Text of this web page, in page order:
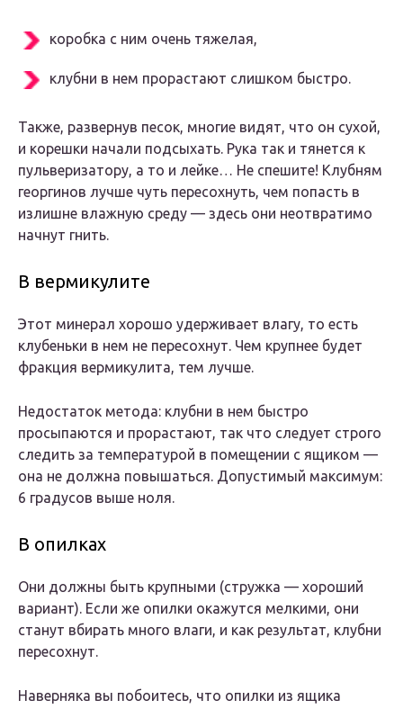
коробка с ним очень тяжелая,
клубни в нем прорастают слишком быстро.
Также, развернув песок, многие видят, что он сухой,
и корешки начали подсыхать. Рука так и тянется к
пульверизатору, а то и лейке… Не спешите! Клубням
георгинов лучше чуть пересохнуть, чем попасть в
излишне влажную среду — здесь они неотвратимо
начнут гнить.
В вермикулите
Этот минерал хорошо удерживает влагу, то есть
клубеньки в нем не пересохнут. Чем крупнее будет
фракция вермикулита, тем лучше.
Недостаток метода: клубни в нем быстро
просыпаются и прорастают, так что следует строго
следить за температурой в помещении с ящиком —
она не должна повышаться. Допустимый максимум:
6 градусов выше ноля.
В опилках
Они должны быть крупными (стружка — хороший
вариант). Если же опилки окажутся мелкими, они
станут вбирать много влаги, и как результат, клубни
пересохнут.
Наверняка вы побоитесь, что опилки из ящика